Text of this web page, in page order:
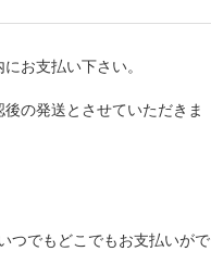
お支払い下さい。
の発送とさせていただきま
つでもどこでもお支払いがで